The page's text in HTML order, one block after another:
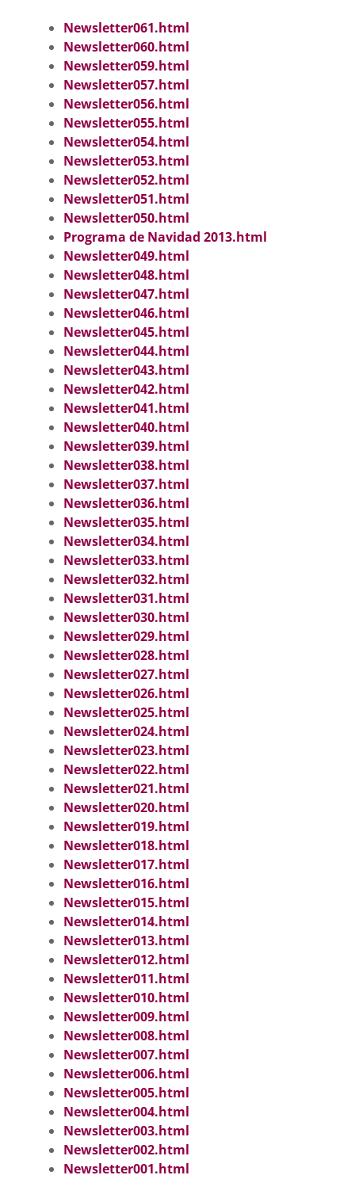
Newsletter061.html
Newsletter060.html
Newsletter059.html
Newsletter057.html
Newsletter056.html
Newsletter055.html
Newsletter054.html
Newsletter053.html
Newsletter052.html
Newsletter051.html
Newsletter050.html
Programa de Navidad 2013.html
Newsletter049.html
Newsletter048.html
Newsletter047.html
Newsletter046.html
Newsletter045.html
Newsletter044.html
Newsletter043.html
Newsletter042.html
Newsletter041.html
Newsletter040.html
Newsletter039.html
Newsletter038.html
Newsletter037.html
Newsletter036.html
Newsletter035.html
Newsletter034.html
Newsletter033.html
Newsletter032.html
Newsletter031.html
Newsletter030.html
Newsletter029.html
Newsletter028.html
Newsletter027.html
Newsletter026.html
Newsletter025.html
Newsletter024.html
Newsletter023.html
Newsletter022.html
Newsletter021.html
Newsletter020.html
Newsletter019.html
Newsletter018.html
Newsletter017.html
Newsletter016.html
Newsletter015.html
Newsletter014.html
Newsletter013.html
Newsletter012.html
Newsletter011.html
Newsletter010.html
Newsletter009.html
Newsletter008.html
Newsletter007.html
Newsletter006.html
Newsletter005.html
Newsletter004.html
Newsletter003.html
Newsletter002.html
Newsletter001.html